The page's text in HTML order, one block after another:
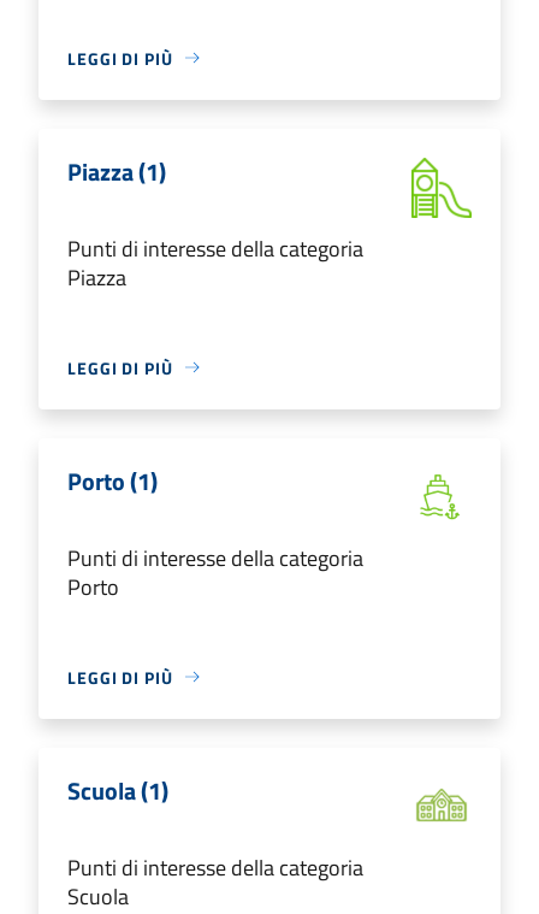
LEGGI DI PIÙ
Piazza (1)
Punti di interesse della categoria
Piazza
LEGGI DI PIÙ
Porto (1)
Punti di interesse della categoria
Porto
LEGGI DI PIÙ
Scuola (1)
Punti di interesse della categoria
Scuola